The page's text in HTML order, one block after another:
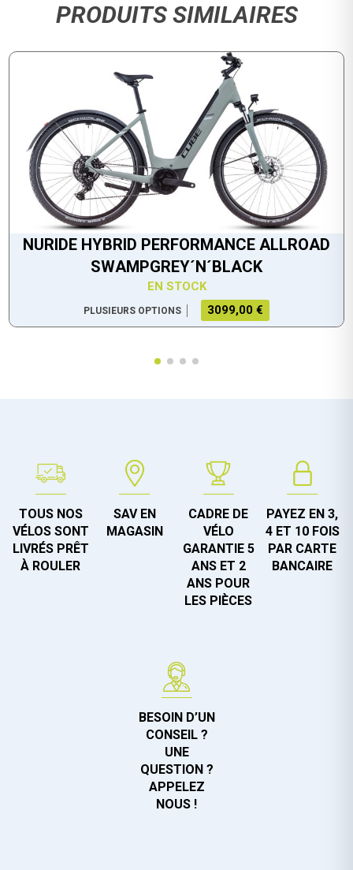
PRODUITS SIMILAIRES
NURIDE HYBRID PERFORMANCE ALLROAD
SWAMPGREY´N´BLACK
EN STOCK
PLUSIEURS OPTIONS 3099,00 €
TOUS NOS
VÉLOS SONT
LIVRÉS PRÊT
À ROULER
SAV EN
MAGASIN
CADRE DE
VÉLO
GARANTIE 5
ANS ET 2
ANS POUR
LES PIÈCES
PAYEZ EN 3,
4 ET 10 FOIS
PAR CARTE
BANCAIRE
BESOIN D’UN
CONSEIL ?
UNE
QUESTION ?
APPELEZ
NOUS !